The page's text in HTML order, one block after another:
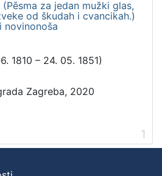
za jedan mužki glas,
od škudah i cvancikah.)
novinonoša
1810 – 24. 05. 1851)
Zagreba, 2020
1